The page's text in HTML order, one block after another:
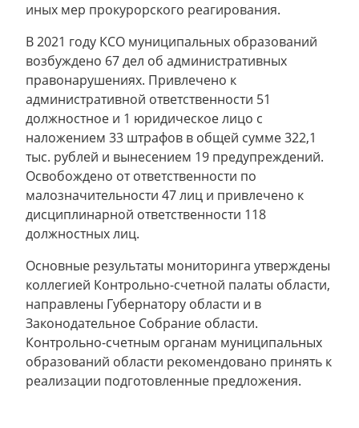
иных мер прокурорского реагирования.
В 2021 году КСО муниципальных образований
возбуждено 67 дел об административных
правонарушениях. Привлечено к
административной ответственности 51
должностное и 1 юридическое лицо с
наложением 33 штрафов в общей сумме 322,1
тыс. рублей и вынесением 19 предупреждений.
Освобождено от ответственности по
малозначительности 47 лиц и привлечено к
дисциплинарной ответственности 118
должностных лиц.
Основные результаты мониторинга утверждены
коллегией Контрольно-счетной палаты области,
направлены Губернатору области и в
Законодательное Собрание области.
Контрольно-счетным органам муниципальных
образований области рекомендовано принять к
реализации подготовленные предложения.